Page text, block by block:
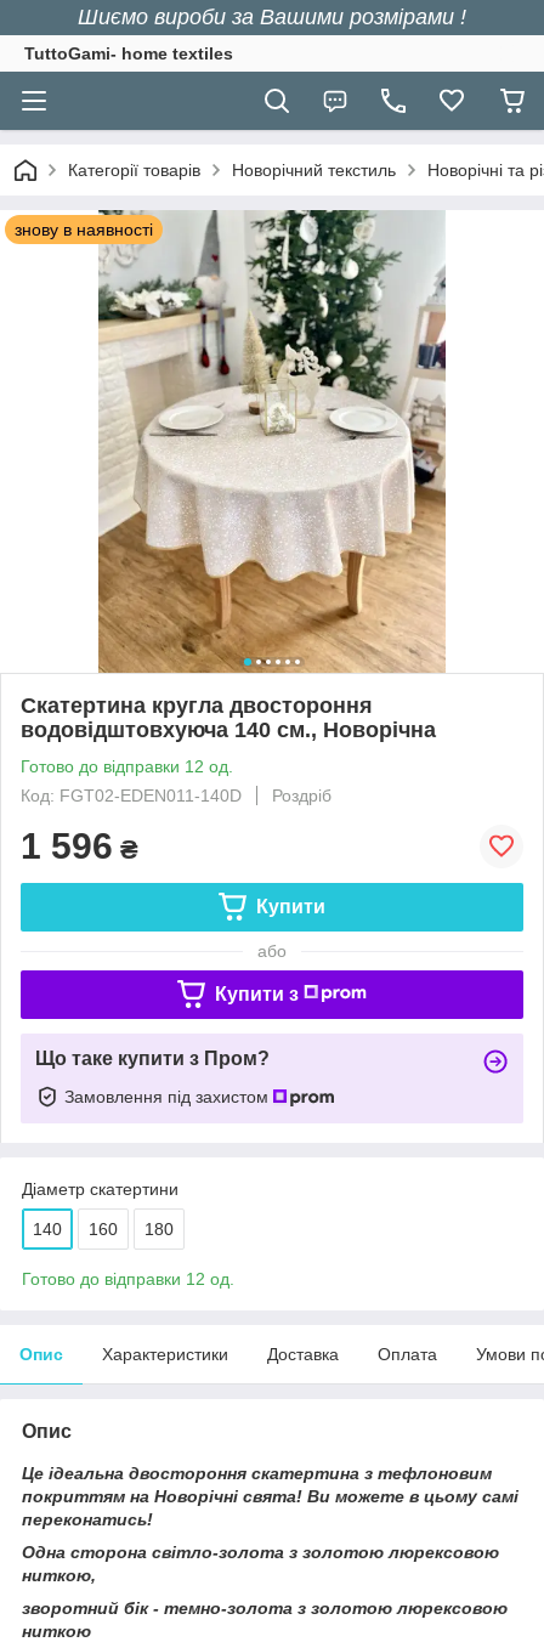
Шиємо вироби за Вашими розмірами !
TuttoGami- home textiles
Категорії товарів Новорічний текстиль Новорічні та
знову в наявності
Скатертина кругла двостороння
водовідштовхуюча 140 см., Новорічна
Готово до відправки 12 од.
Код: FGT02-EDEN011-140D
Роздріб
1 596 ₴
Купити
або
Купити з
Що таке купити з Пром?
Замовлення під захистом
Діаметр скатертини
140 160 180
Готово до відправки 12 од.
Опис Характеристики Доставка Оплата Умови
Опис
Це ідеальна двостороння скатертина з тефлоновим
покриттям на Новорічні свята! Ви можете в цьому самі
переконатись!
Одна сторона світло-золота з золотою люрексовою
ниткою,
зворотний бік - темно-золота з золотою люрексовою
ниткою